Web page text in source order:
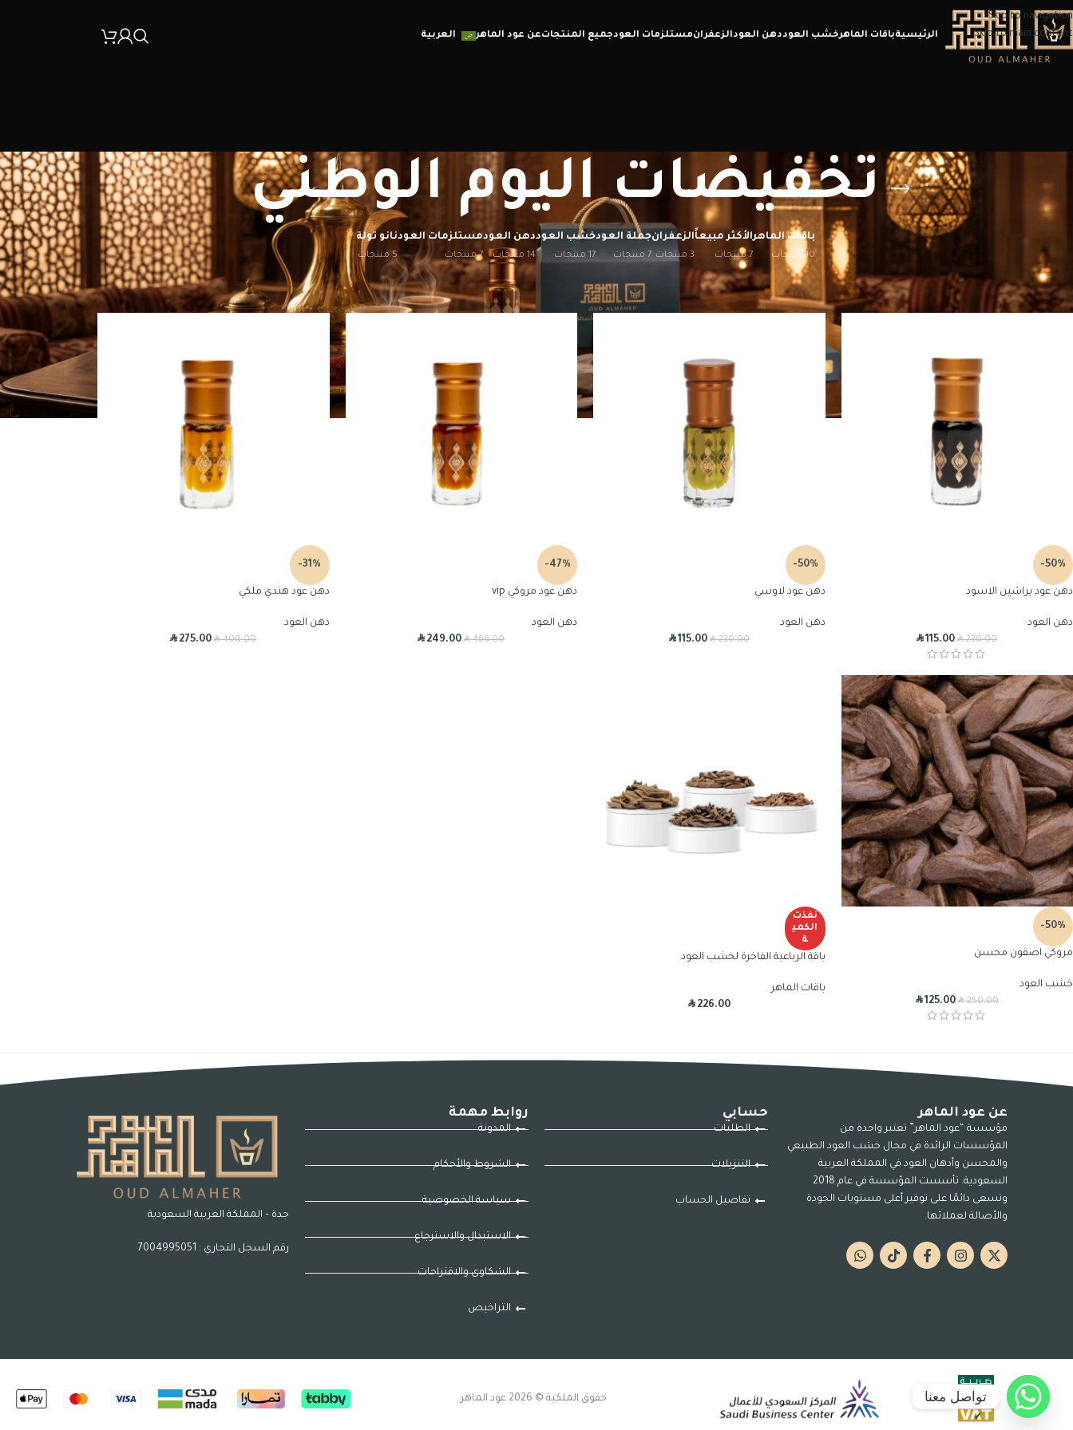
Skip to navigation
Skip to main content
الرئيسيةباقات الماهرخشب العوددهن العودالزعفرانمستلزمات العودجميع المنتجاتعن عود الماهر العربية
تخفيضات اليوم الوطني
باقات الماهر
10 منتجات
الأكثر مبيعاً
7 منتجات
الزعفران
3 منتجات
جملة العود
7 منتجات
خشب العود
17 منتجات
دهن العود
14 منتجات
مستلزمات العود
7 منتجات
نانو تولة
5 منتجات
الرئيسية/ منتجات تحت الوسم “تخفيضات اليوم الوطني” إظهار 12
20
30
-50%
دهن عود براشين الاسود
دهن العود
R230.00
R115.00
-50%
دهن عود لاوسي
دهن العود
R230.00
R115.00
-47%
دهن عود مروكي vip
دهن العود
R466.00
R249.00
-31%
دهن عود هندي ملكي
دهن العود
R400.00
R275.00
-50%
مروكي اصقون محسن
خشب العود
R250.00
R125.00
نفذت
الكمي
ة
باقة الرباعية الفاخرة لخشب العود
باقات الماهر
R226.00
عن عود الماهر
مؤسسة “عود الماهر” تعتبر واحدة من
المؤسسات الرائدة في مجال خشب العود الطبيعي
والمحسن وأدهان العود في المملكة العربية
السعودية. تأسست المؤسسة في عام 2018
وتسعى دائمًا على توفير أعلى مستويات الجودة
والأصالة لعملائها.
حسابي
الطلبات
التنزيلات
تفاصيل الحساب
روابط مهمة
المدونة
الشروط والأحكام
سياسة الخصوصية
الاستبدال والاسترجاع
الشكاوى والاقتراحات
التراخيص
جدة – المملكة العربية السعودية
رقم السجل التجاري : 7004995051
حقوق الملكية © 2026 عود الماهر تواصل معنا